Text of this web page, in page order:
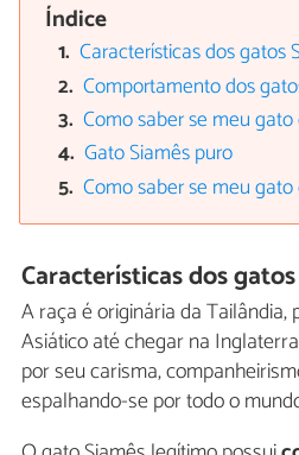
Índice
Características dos gatos
Comportamento dos
Como saber se meu
Gato Siamês puro
Como saber se meu
Características dos
A raça é originária da Tailândia,
Asiático até chegar na
por seu carisma,
espalhando-se por todo o